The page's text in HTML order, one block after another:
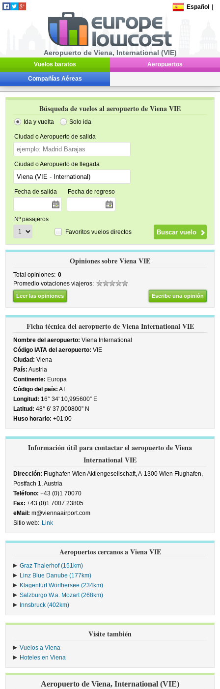
Español
Aeropuerto de Viena, International (VIE)
Vuelos baratos Aeropuertos
Compañías Aéreas
Búsqueda de vuelos al aeropuerto de Viena VIE
Ida y vuelta Solo ida
Ciudad o Aeropuerto de salida
Ciudad o Aeropuerto de llegada
Fecha de salida Fecha de regreso
Nº pasajeros
Favoritos vuelos directos
Opiniones sobre Viena VIE
Total opiniones: 0
Promedio votaciones viajeros:
Leer las opiniones Escribe una opinión
Ficha técnica del aeropuerto de Viena International VIE
Nombre del aeropuerto: Viena International
Código IATA del aeropuerto: VIE
Ciudad: Viena
País: Austria
Continente: Europa
Código del país: AT
Longitud: 16° 34' 10,995600” E
Latitud: 48° 6' 37,000800” N
Huso horario: +01:00
Información útil para contactar el aeropuerto de Viena
International VIE
Dirección: Flughafen Wien Aktiengesellschaft, A-1300 Wien Flughafen,
Postfach 1, Austria
Teléfono: +43 (0)1 70070
Fax: +43 (0)1 7007 23805
eMail: m@viennaairport.com
Sitio web: Link
Aeropuertos cercanos a Viena VIE
Graz Thalerhof (151km)
Linz Blue Danube (177km)
Klagenfurt Wörthersee (234km)
Salzburgo W.a. Mozart (268km)
Innsbruck (402km)
Visite también
Vuelos a Viena
Hoteles en Viena
Aeropuerto de Viena, International (VIE)